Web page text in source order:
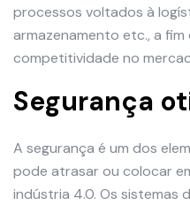
processos voltados à
armazenamento etc., a fim
competitividade no
Segurança
A segurança é um dos
pode atrasar ou colocar
indústria 4.0. Os sistemas